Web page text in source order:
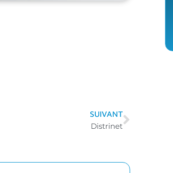
SUIVANT
Distrinet